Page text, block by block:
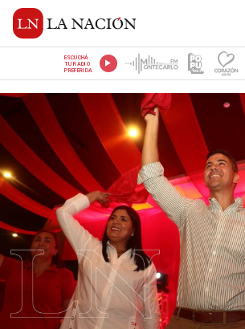
ESCUCHÁ
TU RADIO
PREFERIDA